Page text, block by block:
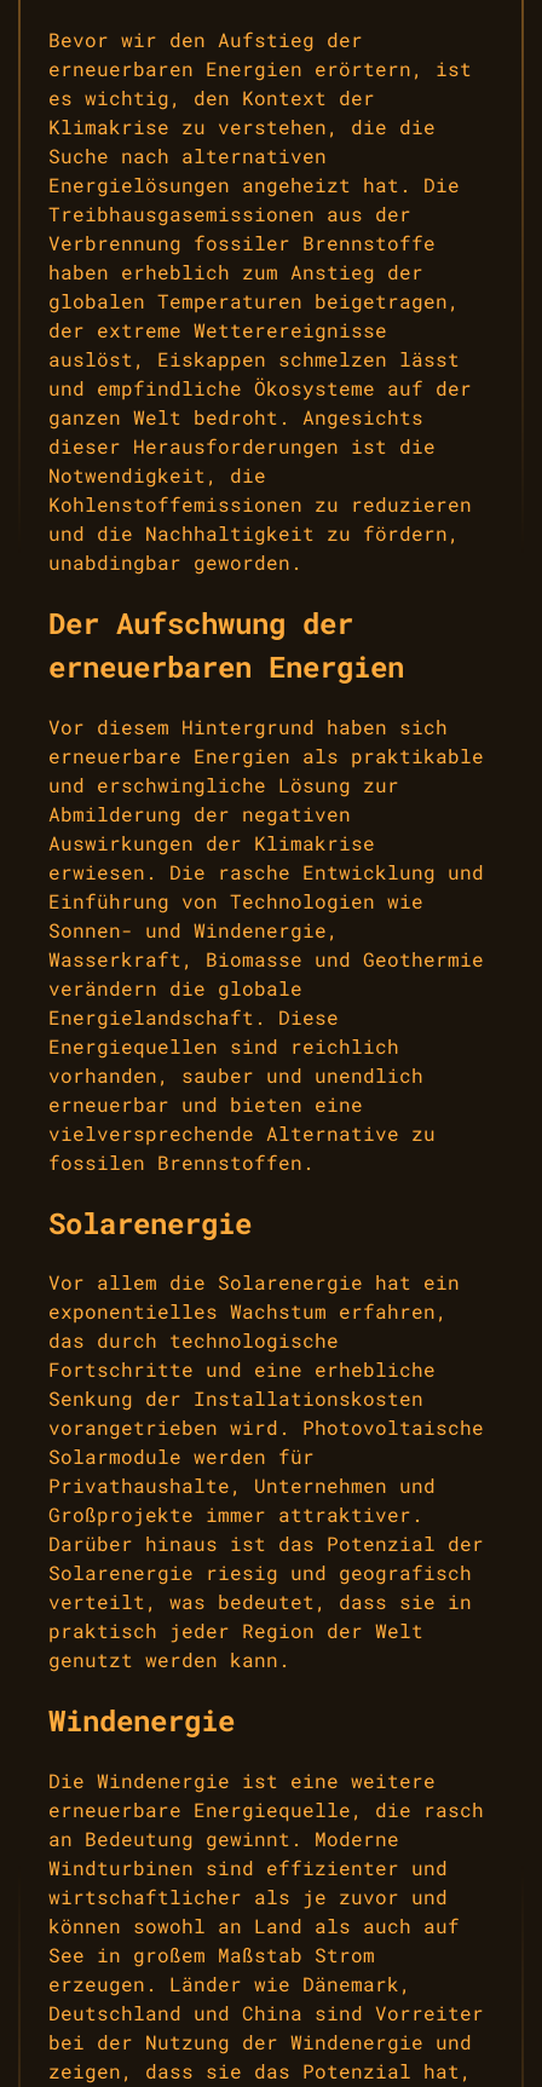
Bevor wir den Aufstieg der
erneuerbaren Energien erörtern, ist
es wichtig, den Kontext der
Klimakrise zu verstehen, die die
Suche nach alternativen
Energielösungen angeheizt hat. Die
Treibhausgasemissionen aus der
Verbrennung fossiler Brennstoffe
haben erheblich zum Anstieg der
globalen Temperaturen beigetragen,
der extreme Wetterereignisse
auslöst, Eiskappen schmelzen lässt
und empfindliche Ökosysteme auf der
ganzen Welt bedroht. Angesichts
dieser Herausforderungen ist die
Notwendigkeit, die
Kohlenstoffemissionen zu reduzieren
und die Nachhaltigkeit zu fördern,
unabdingbar geworden.
Der Aufschwung der
erneuerbaren Energien
Vor diesem Hintergrund haben sich
erneuerbare Energien als praktikable
und erschwingliche Lösung zur
Abmilderung der negativen
Auswirkungen der Klimakrise
erwiesen. Die rasche Entwicklung und
Einführung von Technologien wie
Sonnen- und Windenergie,
Wasserkraft, Biomasse und Geothermie
verändern die globale
Energielandschaft. Diese
Energiequellen sind reichlich
vorhanden, sauber und unendlich
erneuerbar und bieten eine
vielversprechende Alternative zu
fossilen Brennstoffen.
Solarenergie
Vor allem die Solarenergie hat ein
exponentielles Wachstum erfahren,
das durch technologische
Fortschritte und eine erhebliche
Senkung der Installationskosten
vorangetrieben wird. Photovoltaische
Solarmodule werden für
Privathaushalte, Unternehmen und
Großprojekte immer attraktiver.
Darüber hinaus ist das Potenzial der
Solarenergie riesig und geografisch
verteilt, was bedeutet, dass sie in
praktisch jeder Region der Welt
genutzt werden kann.
Windenergie
Die Windenergie ist eine weitere
erneuerbare Energiequelle, die rasch
an Bedeutung gewinnt. Moderne
Windturbinen sind effizienter und
wirtschaftlicher als je zuvor und
können sowohl an Land als auch auf
See in großem Maßstab Strom
erzeugen. Länder wie Dänemark,
Deutschland und China sind Vorreiter
bei der Nutzung der Windenergie und
zeigen, dass sie das Potenzial hat,